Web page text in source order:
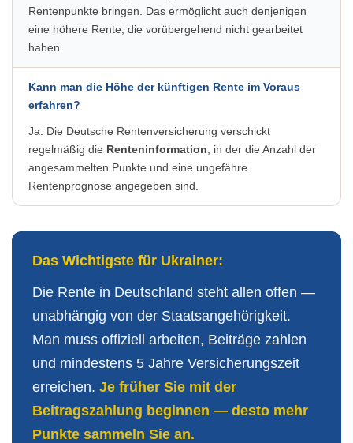
Rentenpunkte bringen. Das ermöglicht auch denjenigen
eine höhere Rente, die vorübergehend nicht gearbeitet
haben.
Kann man die Höhe der künftigen Rente im Voraus
erfahren?
Ja. Die Deutsche Rentenversicherung verschickt
regelmäßig die Renteninformation , in der die Anzahl der
angesammelten Punkte und eine ungefähre
Rentenprognose angegeben sind.
Das Wichtigste für Ukrainer:
Die Rente in Deutschland steht allen offen —
unabhängig von der Staatsangehörigkeit.
Man muss offiziell arbeiten, Beiträge zahlen
und mindestens 5 Jahre Versicherungszeit
erreichen. Je früher Sie mit der
Beitragszahlung beginnen — desto mehr
Punkte sammeln Sie an.